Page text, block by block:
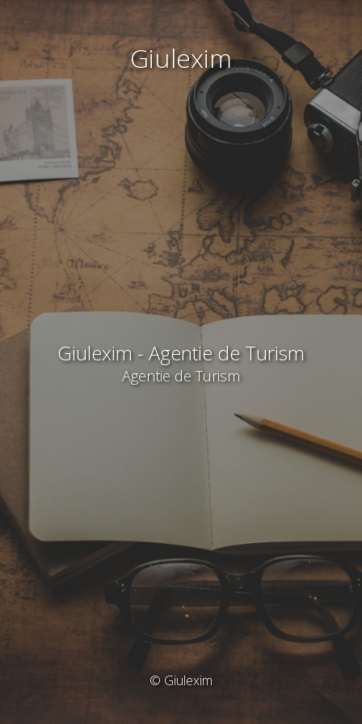
Giulexim
Giulexim - Agentie de Turism
Agentie de Turism
© Giulexim